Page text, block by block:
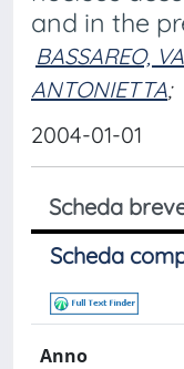
and in the
BASSAREO,
ANTONIETTA;
2004-01-01
Scheda
Scheda
Anno